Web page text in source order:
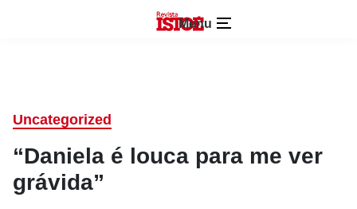
Menu
Uncategorized
“Daniela é louca para me ver
grávida”